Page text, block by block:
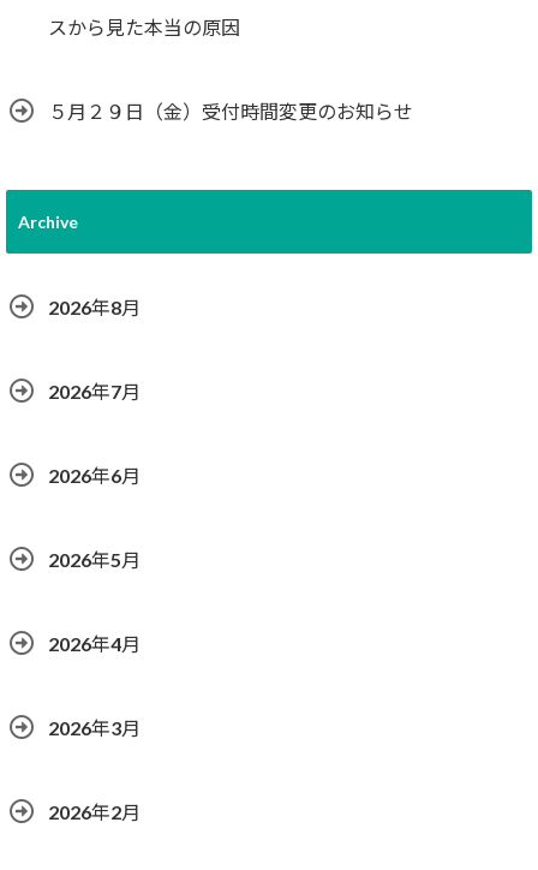
スから見た本当の原因
５月２９日（金）受付時間変更のお知らせ
Archive
2026年8月
2026年7月
2026年6月
2026年5月
2026年4月
2026年3月
2026年2月